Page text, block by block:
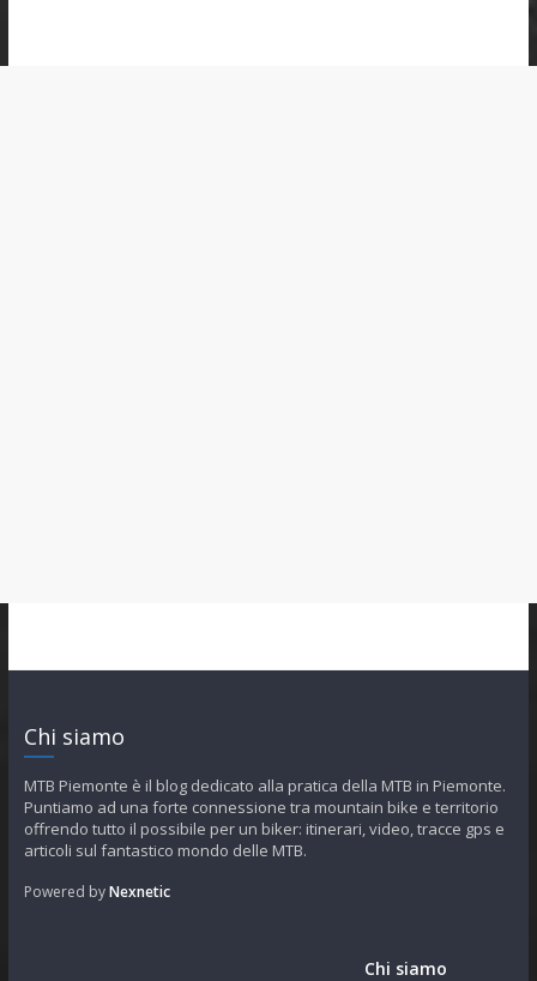
Chi siamo
MTB Piemonte è il blog dedicato alla pratica della MTB in Piemonte.
Puntiamo ad una forte connessione tra mountain bike e territorio
offrendo tutto il possibile per un biker: itinerari, video, tracce gps e
articoli sul fantastico mondo delle MTB.
Powered byNexnetic
Chi siamo